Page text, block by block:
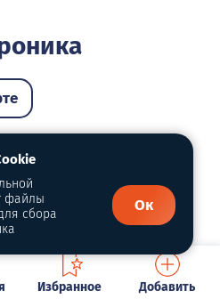
Избранное Добавить
файлы
сбора
Ок